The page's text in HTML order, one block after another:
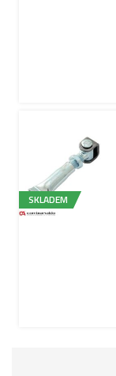
SKLADEM